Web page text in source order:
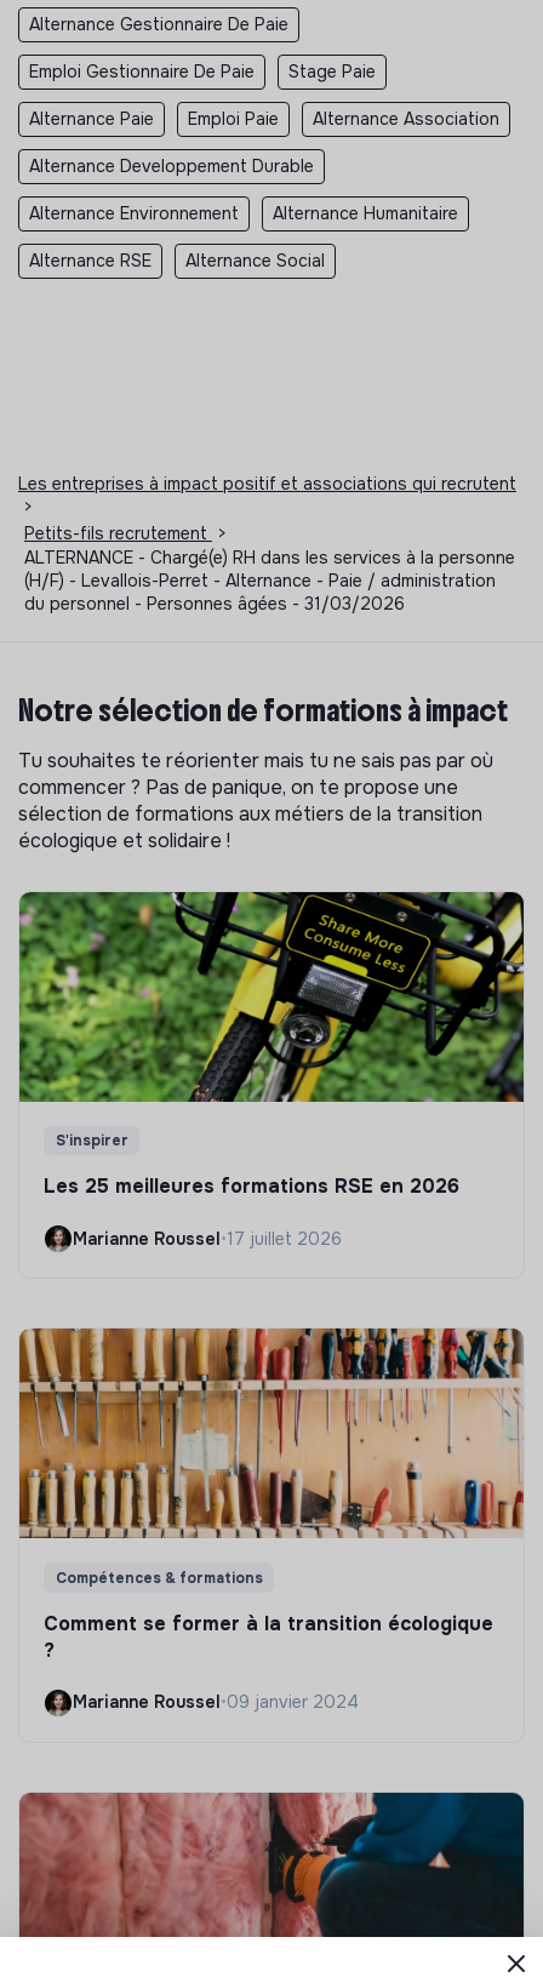
Alternance Gestionnaire De Paie
Emploi Gestionnaire De Paie Stage Paie
Alternance Paie Emploi Paie Alternance Association
Alternance Developpement Durable
Alternance Environnement Alternance Humanitaire
Alternance RSE Alternance Social
Les entreprises à impact positif et associations qui recrutent
>
Petits-fils recrutement
>
ALTERNANCE - Chargé(e) RH dans les services à la personne
(H/F) - Levallois-Perret - Alternance - Paie / administration
du personnel - Personnes âgées - 31/03/2026
Notre sélection de formations à impact
Tu souhaites te réorienter mais tu ne sais pas par où
commencer ? Pas de panique, on te propose une
sélection de formations aux métiers de la transition
écologique et solidaire !
S'inspirer
Les 25 meilleures formations RSE en 2026
Marianne Roussel•17 juillet 2026
Compétences & formations
Comment se former à la transition écologique
?
Marianne Roussel •09 janvier 2024